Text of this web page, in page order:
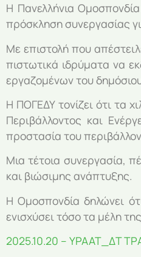
Η Πανελλήνια
πρόσκληση συνεργασίας
Με επιστολή που
πιστωτικά ιδρύματα να
εργαζομένων του
Η ΠΟΓΕΔΥ τονίζει ότι τα
Περιβάλλοντος και
προστασία του
Μια τέτοια συνεργασία,
και βιώσιμης ανάπτυξης.
Η Ομοσπονδία δηλώνει
ενισχύσει τόσο τα μέλη
2025.10.20 – YPAAT_ΔT